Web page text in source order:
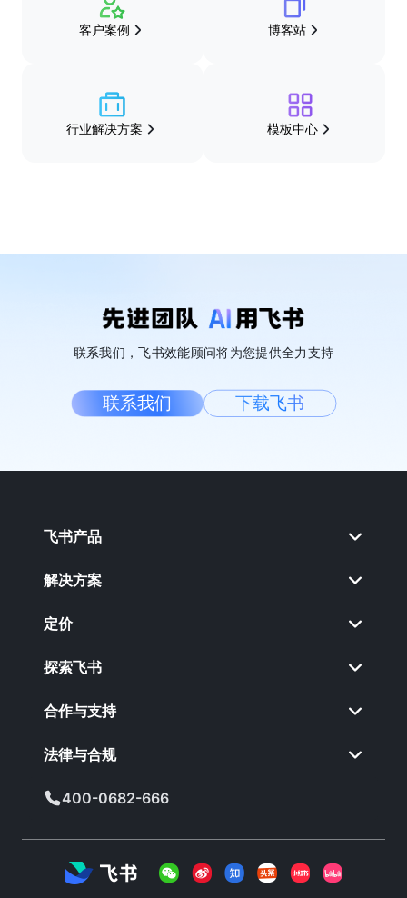
客户案例 博客站
行业解决方案 模板中心
联系我们，飞书效能顾问将为您提供全力支持
联系我们 下载飞书
飞书产品
解决方案
定价
探索飞书
合作与支持
法律与合规
400-0682-666